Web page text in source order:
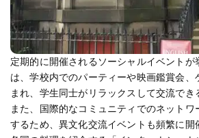
定期的に開催されるソーシャルイベントが
は、学校内でのパーティーや映画鑑賞会、
まれ、学生同士がリラックスして交流でき
また、国際的なコミュニティでのネット
するため、異文化交流イベントも頻繁に開